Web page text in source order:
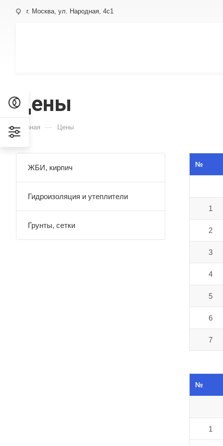
г. Москва, ул. Народная, 4с1
Цены
Главная — Цены
№
1
2
3
4
5
6
7
№
1
ЖБИ, кирпич
Гидроизоляция и утеплители
Грунты, сетки